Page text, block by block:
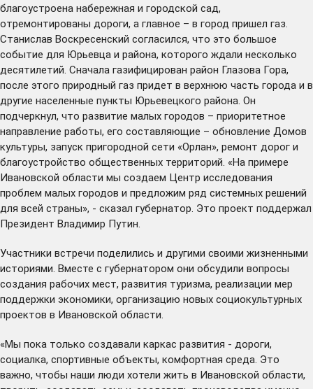
благоустроена набережная и городской сад,
отремонтированы дороги, а главное – в город пришел газ.
Станислав Воскресенский согласился, что это большое
событие для Юрьевца и района, которого ждали несколько
десятилетий. Сначала газифицирован район Глазова Гора,
после этого природный газ придет в верхнюю часть города и в
другие населенные пункты Юрьевецкого района. Он
подчеркнул, что развитие малых городов – приоритетное
направление работы, его составляющие – обновление Домов
культуры, запуск пригородной сети «Орлан», ремонт дорог и
благоустройство общественных территорий. «На примере
Ивановской области мы создаем Центр исследования
проблем малых городов и предложим ряд системных решений
для всей страны», - сказал губернатор. Это проект поддержал
Президент Владимир Путин.
Участники встречи поделились и другими своими жизненными
историями. Вместе с губернатором они обсудили вопросы
создания рабочих мест, развития туризма, реализации мер
поддержки экономики, организацию новых социокультурных
проектов в Ивановской области.
«Мы пока только создавали каркас развития - дороги,
социалка, спортивные объекты, комфортная среда. Это
важно, чтобы наши люди хотели жить в Ивановской области,